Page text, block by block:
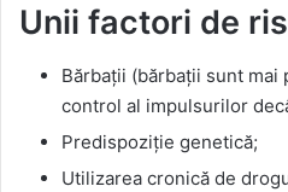
Unii factori de
Bărbații (bărbații sunt
control al impulsurilor
Predispoziție genetică;
Utilizarea cronică de